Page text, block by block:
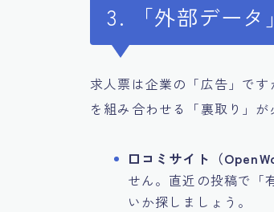
3. 「外部データ
求人票は企業の「広告」で
を組み合わせる「裏取り」が
口コミサイト（
せん。直近の投稿で「
いか探しましょう。